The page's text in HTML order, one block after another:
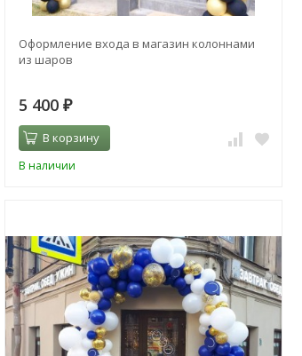
Оформление входа в магазин колоннами
из шаров
5 400 ₽
В корзину
В наличии